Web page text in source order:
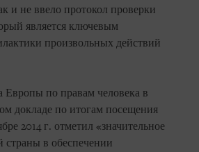
и не ввело протокол проверки
является ключевым
произвольных действий
Европы по правам человека в
докладе по итогам посещения
2014 г. отметил «значительное
страны в обеспечении